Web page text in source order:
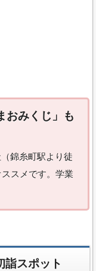
おみくじ」も
錦糸町駅より徒
スメです。学業
詣スポット